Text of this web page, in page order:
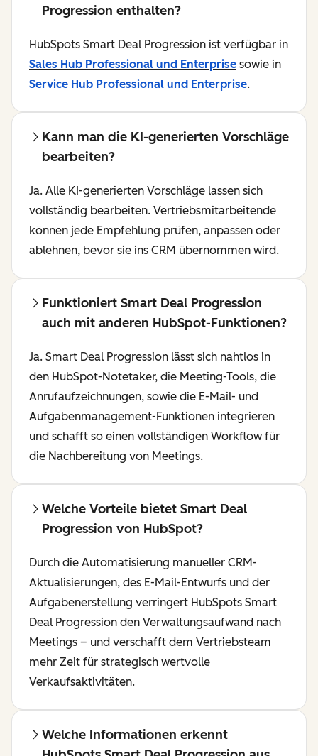
Progression enthalten?
HubSpots Smart Deal Progression ist verfügbar in
Sales Hub Professional und Enterprise sowie in
Service Hub Professional und Enterprise.
Kann man die KI-generierten Vorschläge
bearbeiten?
Ja. Alle KI-generierten Vorschläge lassen sich
vollständig bearbeiten. Vertriebsmitarbeitende
können jede Empfehlung prüfen, anpassen oder
ablehnen, bevor sie ins CRM übernommen wird.
Funktioniert Smart Deal Progression
auch mit anderen HubSpot-Funktionen?
Ja. Smart Deal Progression lässt sich nahtlos in
den HubSpot-Notetaker, die Meeting-Tools, die
Anrufaufzeichnungen, sowie die E-Mail- und
Aufgabenmanagement-Funktionen integrieren
und schafft so einen vollständigen Workflow für
die Nachbereitung von Meetings.
Welche Vorteile bietet Smart Deal
Progression von HubSpot?
Durch die Automatisierung manueller CRM-
Aktualisierungen, des E-Mail-Entwurfs und der
Aufgabenerstellung verringert HubSpots Smart
Deal Progression den Verwaltungsaufwand nach
Meetings – und verschafft dem Vertriebsteam
mehr Zeit für strategisch wertvolle
Verkaufsaktivitäten.
Welche Informationen erkennt